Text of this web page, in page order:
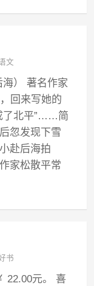
文
） 著名作家
回来写她的
了北平”……简
忽发现下雪
赴后海拍
家松散平常
书
22.00元。 喜